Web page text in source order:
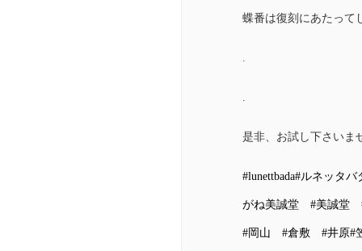
蝶番は復刻にあたって
.
.
是非、お試し下さいま
#lunettbada#ルネッタバ
がね美誠堂 #美誠堂
#岡山 #倉敷 #井原#